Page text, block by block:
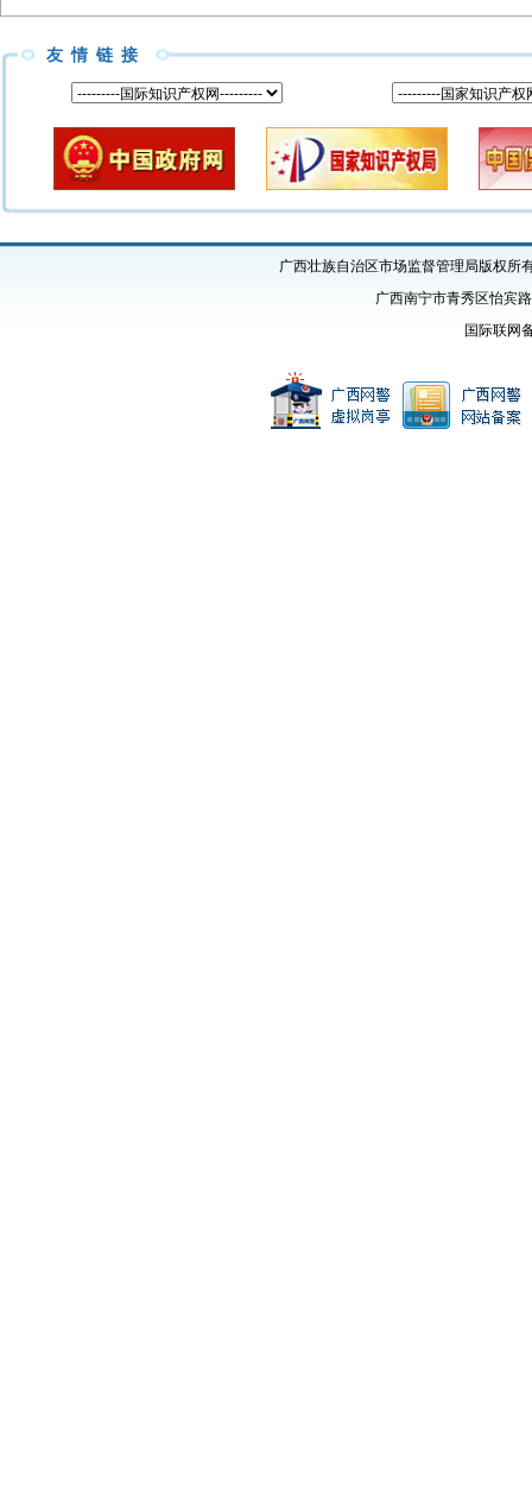
友情链接
广西壮族自治区市场监督管理局版权
广西南宁市青秀区怡宾
国际联网